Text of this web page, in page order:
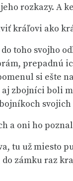
rozkazy. A
kráľovi ako
do toho svojho
prepadnú
si ešte
zbojníci boli
svojich
a oni ho
tu už miesto
zámku raz